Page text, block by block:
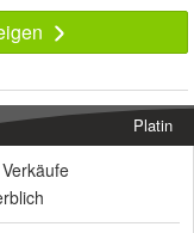
Platin